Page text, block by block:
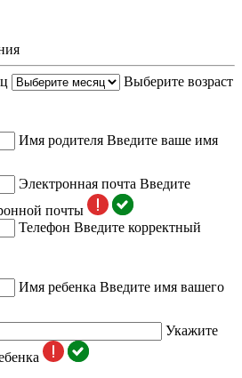
Выберите возраст
Имя родителя Введите ваше имя
Электронная почта Введите
почты
Телефон Введите корректный
Имя ребенка Введите имя вашего
Укажите